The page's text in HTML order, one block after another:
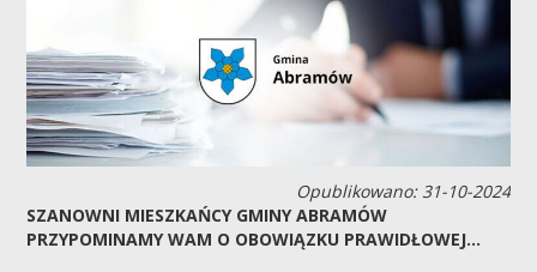
Opublikowano: 31-10-2024
SZANOWNI MIESZKAŃCY GMINY ABRAMÓW
PRZYPOMINAMY WAM O OBOWIĄZKU PRAWIDŁOWEJ...